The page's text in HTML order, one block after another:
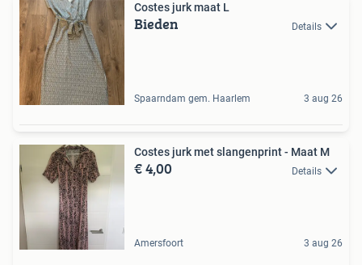
Costes jurk maat L
Bieden Details
Spaarndam gem. Haarlem 3 aug 26
Costes jurk met slangenprint - Maat M
€ 4,00 Details
Amersfoort 3 aug 26